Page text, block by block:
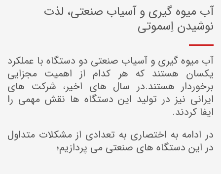
آب میوه گیری و آسیاب صنعتی، لذت
نوشیدن اِسموتی
آب میوه گیری و آسیاب صنعتی دو دستگاه با عملکرد
یکسان هستند که هر کدام از اهمیت مجزایی
برخوردار هستند.در سال های اخیر، شرکت های
ایرانی نیز در تولید این دستگاه ها نقش مهمی را
ایفا کردند.
در ادامه به اختصاری به تعدادی از مشکلات متداول
در این دستگاه های صنعتی می پردازیم؛